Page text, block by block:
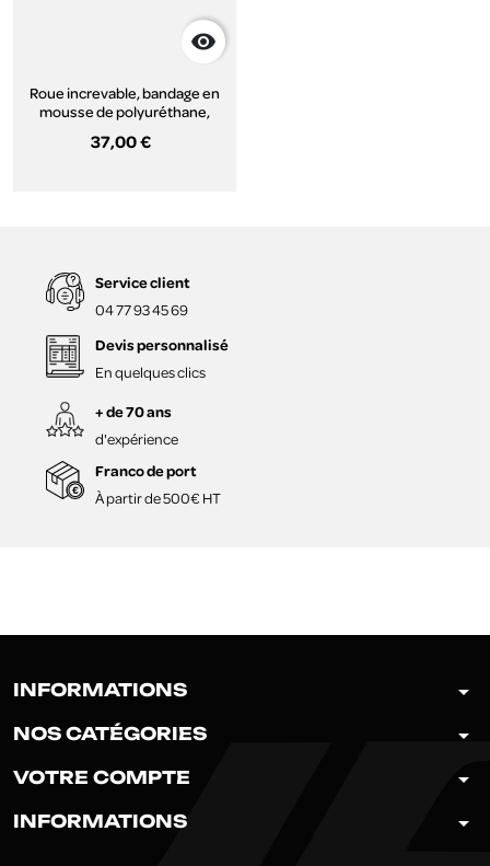

Roue increvable, bandage en
mousse de polyuréthane,
37,00 €
Service client
04 77 93 45 69
Devis personnalisé
En quelques clics
+ de 70 ans
d'expérience
Franco de port
À partir de 500€ HT
INFORMATIONS arrow_drop_down
NOS CATÉGORIES arrow_drop_down
INFORMATIONS arrow_drop_down
VOTRE COMPTE arrow_drop_down